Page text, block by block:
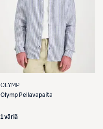
OLYMP
Olymp Pellavapaita
1 väriä